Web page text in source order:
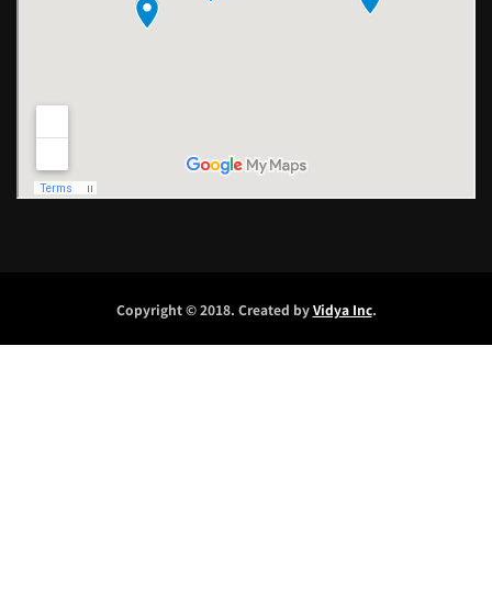
Copyright © 2018. Created byVidya Inc.